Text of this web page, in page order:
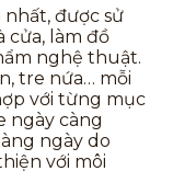
được sử
cửa, làm đồ
nghệ thuật.
tre nứa… mỗi
với từng mục
ngày càng
ngày do
với môi